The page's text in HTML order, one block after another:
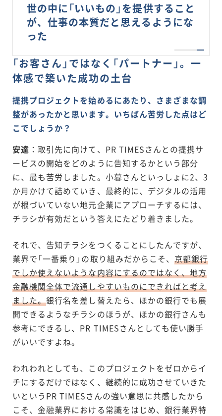
世の中に「いいもの」を提供すること
が、仕事の本質だと思えるようにな
った
「お客さん」ではなく「パートナー」。一
体感で築いた成功の土台
提携プロジェクトを始めるにあたり、さまざまな調
整があったかと思います。いちばん苦労した点はど
こでしょうか？
安達 ：取引先に向けて、PR TIMESさんとの提携サ
ービスの開始をどのように告知するかという部分
に、最も苦労しました。小暮さんといっしょに2、3
か月かけて詰めていき、最終的に、デジタルの活用
が根づいていない地元企業にアプローチするには、
チラシが有効だという答えにたどり着きました。
それで、告知チラシをつくることにしたんですが、
業界で「一番乗り」の取り組みだからこそ、 京都銀行
でしか使えないような内容にするのではなく、地方
金融機関全体で流通しやすいものにできればと考え
ました。銀行名を差し替えたら、ほかの銀行でも展
開できるようなチラシのほうが、ほかの銀行さんも
参考にできるし、PR TIMESさんとしても使い勝手
がいいですよね。
われわれとしても、このプロジェクトをゼロからイ
チにするだけではなく、継続的に成功させていきた
いというPR TIMESさんの強い意思に共感したから
こそ、金融業界における常識をはじめ、銀行業界特